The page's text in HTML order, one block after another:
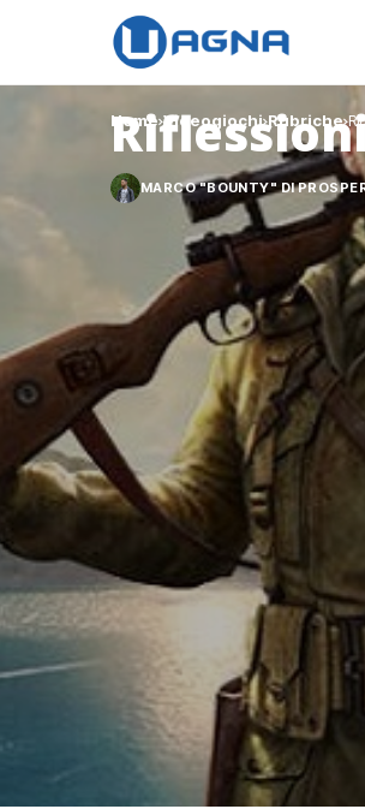
Home Videogiochi Rubriche
MARCO "BOUNTY" DI